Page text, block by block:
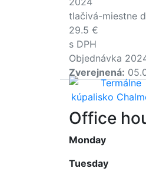
tlačivá-miestne
29.5 €
s DPH
Objednávka
Zverejnená:
Office
Monday
Tuesday